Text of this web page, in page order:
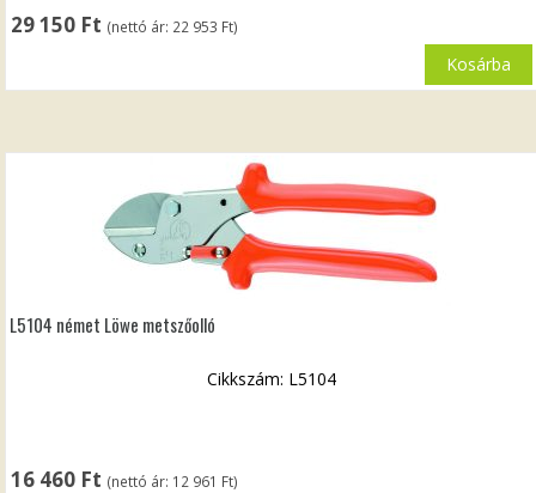
29 150 Ft (nettó ár: 22 953 Ft)
Kosárba
L5104 német Löwe metszőolló
16 460 Ft (nettó ár: 12 961 Ft)
Cikkszám: L5104